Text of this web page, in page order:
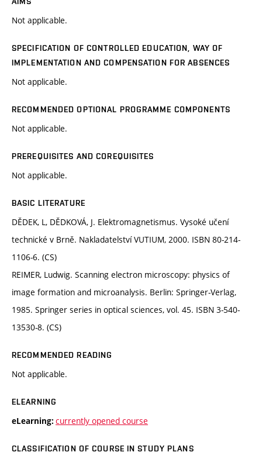
Not applicable.
SPECIFICATION OF CONTROLLED EDUCATION, WAY OF
IMPLEMENTATION AND COMPENSATION FOR ABSENCES
Not applicable.
RECOMMENDED OPTIONAL PROGRAMME COMPONENTS
Not applicable.
PREREQUISITES AND COREQUISITES
Not applicable.
BASIC LITERATURE
DĚDEK, L, DĚDKOVÁ, J. Elektromagnetismus. Vysoké učení
technické v Brně. Nakladatelství VUTIUM, 2000. ISBN 80-214-
1106-6. (CS)
REIMER, Ludwig. Scanning electron microscopy: physics of
image formation and microanalysis. Berlin: Springer-Verlag,
1985. Springer series in optical sciences, vol. 45. ISBN 3-540-
13530-8. (CS)
RECOMMENDED READING
Not applicable.
ELEARNING
eLearning: currently opened course
CLASSIFICATION OF COURSE IN STUDY PLANS